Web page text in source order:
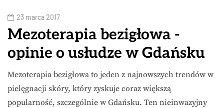
23 marca 2017
Mezoterapia bezigłowa -
opinie o usłudze w Gdańsku
Mezoterapia bezigłowa to jeden z najnowszych trendów w
pielęgnacji skóry, który zyskuje coraz większą
popularność, szczególnie w Gdańsku. Ten nieinwazyjny